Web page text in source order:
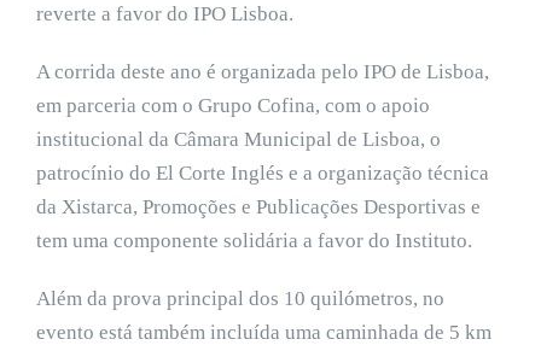
reverte a favor do IPO Lisboa.
A corrida deste ano é organizada pelo IPO de Lisboa,
em parceria com o Grupo Cofina, com o apoio
institucional da Câmara Municipal de Lisboa, o
patrocínio do El Corte Inglés e a organização técnica
da Xistarca, Promoções e Publicações Desportivas e
tem uma componente solidária a favor do Instituto.
Além da prova principal dos 10 quilómetros, no
evento está também incluída uma caminhada de 5 km